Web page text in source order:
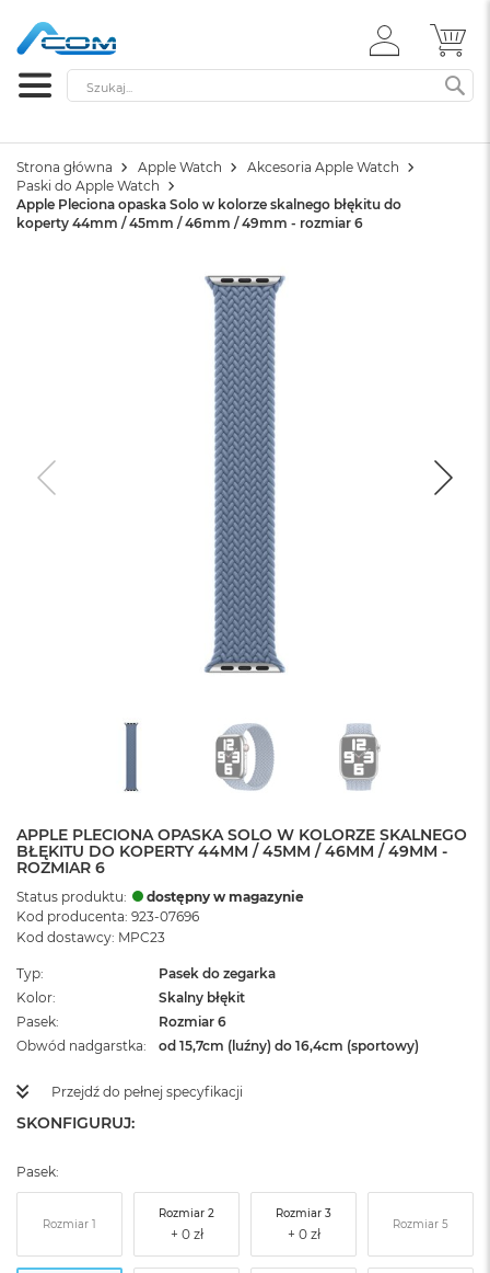
ZALOGUJ
SIĘ
Szukaj
Strona główna Apple Watch
Akcesoria Apple Watch
Paski do Apple Watch
Apple Pleciona opaska Solo w kolorze skalnego błękitu do
koperty 44mm / 45mm / 46mm / 49mm - rozmiar 6
APPLE PLECIONA OPASKA SOLO W KOLORZE SKALNEGO
BŁĘKITU DO KOPERTY 44MM / 45MM / 46MM / 49MM -
ROZMIAR 6
Status produktu:
dostępny w magazynie
Kod producenta: 923-07696
Kod dostawcy: MPC23
Typ
Pasek do zegarka
Kolor
Skalny błękit
Pasek
Rozmiar 6
Obwód nadgarstka
od 15,7cm (luźny) do 16,4cm (sportowy)
Przejdź do pełnej specyfikacji
SKONFIGURUJ:
Pasek:
Rozmiar 1
Rozmiar 2 Rozmiar 3
Rozmiar 5